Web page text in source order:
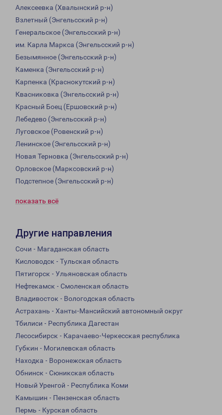
Алексеевка (Хвалынский р-н)
Взлетный (Энгельсский р-н)
Генеральское (Энгельсский р-н)
им. Карла Маркса (Энгельсский р-н)
Безымянное (Энгельсский р-н)
Каменка (Энгельсский р-н)
Карпенка (Краснокутский р-н)
Квасниковка (Энгельсский р-н)
Красный Боец (Ершовский р-н)
Лебедево (Энгельсский р-н)
Луговское (Ровенский р-н)
Ленинское (Энгельсский р-н)
Новая Терновка (Энгельсский р-н)
Орловское (Марксовский р-н)
Подстепное (Энгельсский р-н)
показать всё
Другие направления
Сочи - Магаданская область
Кисловодск - Тульская область
Пятигорск - Ульяновская область
Нефтекамск - Смоленская область
Владивосток - Вологодская область
Астрахань - Ханты-Мансийский автономный округ
Тбилиси - Республика Дагестан
Лесосибирск - Карачаево-Черкесская республика
Губкин - Могилевская область
Находка - Воронежская область
Обнинск - Сюникская область
Новый Уренгой - Республика Коми
Камышин - Пензенская область
Пермь - Курская область